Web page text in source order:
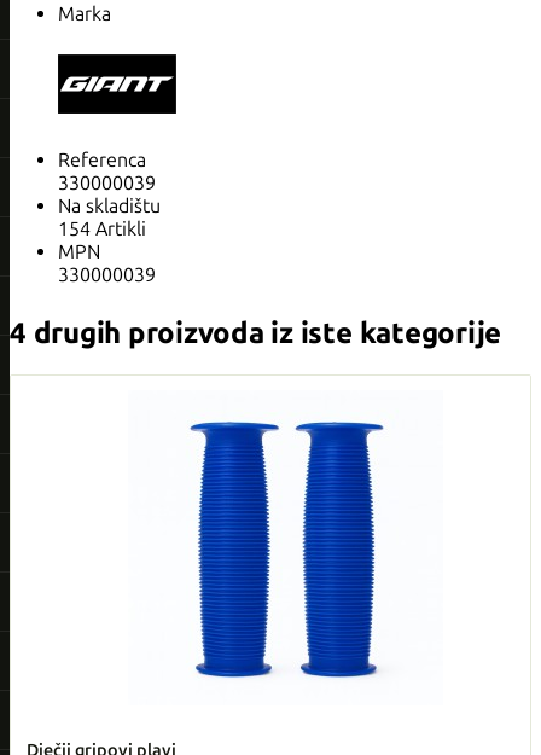
Marka
Referenca
330000039
Na skladištu
154 Artikli
MPN
330000039
4 drugih proizvoda iz iste kategorije
Dječji gripovi plavi